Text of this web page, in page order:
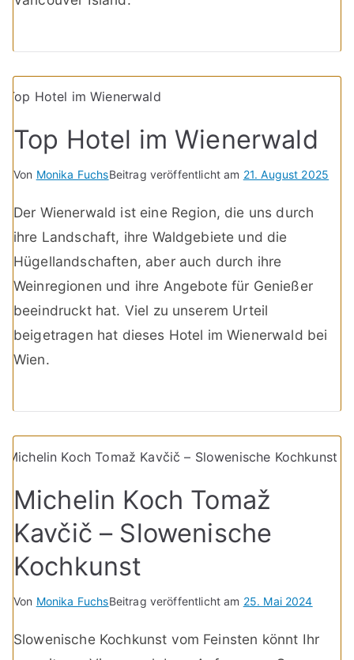
Top Hotel im Wienerwald
Von Monika FuchsBeitrag veröffentlicht am 21. August 2025
Der Wienerwald ist eine Region, die uns durch
ihre Landschaft, ihre Waldgebiete und die
Hügellandschaften, aber auch durch ihre
Weinregionen und ihre Angebote für Genießer
beeindruckt hat. Viel zu unserem Urteil
beigetragen hat dieses Hotel im Wienerwald bei
Wien.
Michelin Koch Tomaž
Kavčič – Slowenische
Kochkunst
Von Monika FuchsBeitrag veröffentlicht am 25. Mai 2024
Slowenische Kochkunst vom Feinsten könnt Ihr